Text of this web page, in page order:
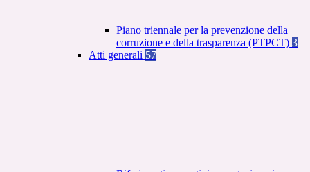
Piano triennale per la prevenzione della
corruzione e della trasparenza (PTPCT) 3
Atti generali 57